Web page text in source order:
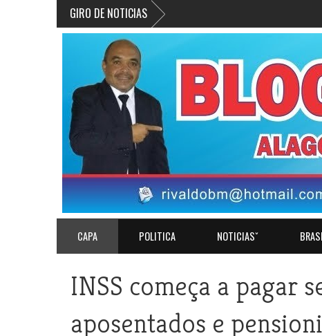
GIRO DE NOTICIAS
CAPA POLITICA NOTICIASˇ
INSS começa a pagar
aposentados e